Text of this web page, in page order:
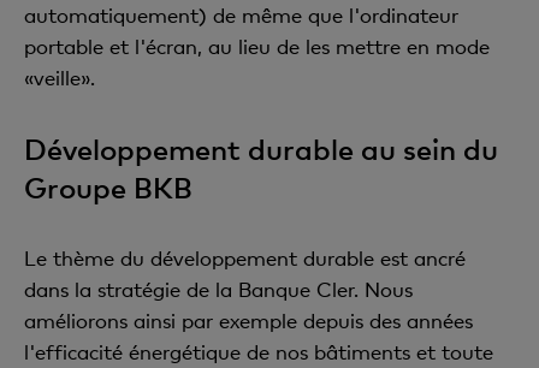
automatiquement) de même que l'ordinateur
portable et l'écran, au lieu de les mettre en mode
«veille».
Développement durable au sein du
Groupe BKB
Le thème du développement durable est ancré
dans la stratégie de la Banque Cler. Nous
améliorons ainsi par exemple depuis des années
l'efficacité énergétique de nos bâtiments et toute